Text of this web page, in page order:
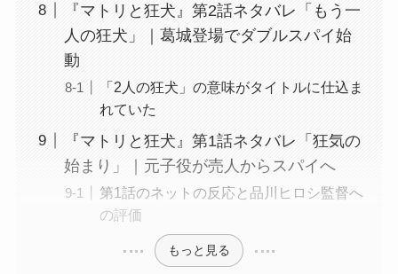
『マトリと狂犬』第2話ネタバレ「もう一
人の狂犬」｜葛城登場でダブルスパイ始
動
「2人の狂犬」の意味がタイトルに仕込ま
れていた
『マトリと狂犬』第1話ネタバレ「狂気の
始まり」｜元子役が売人からスパイへ
第1話のネットの反応と品川ヒロシ監督へ
の評価
もっと見る